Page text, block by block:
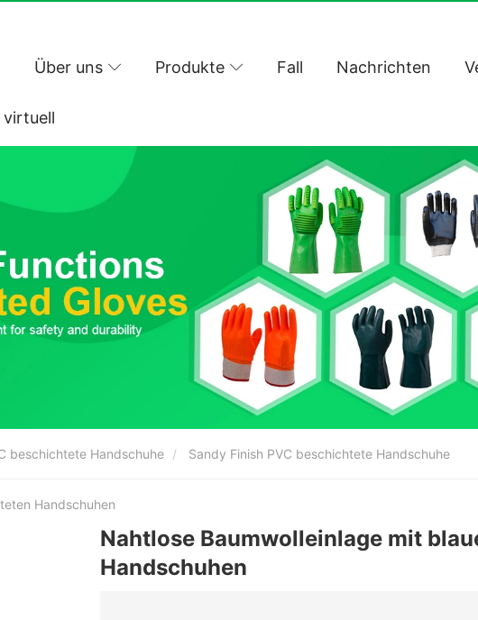
Über uns Produkte Fall Nachrichten
virtuell
beschichtete Handschuhe Sandy Finish PVC beschichtete Handschuhe
Handschuhen
Nahtlose Baumwolleinlage mit
Handschuhen